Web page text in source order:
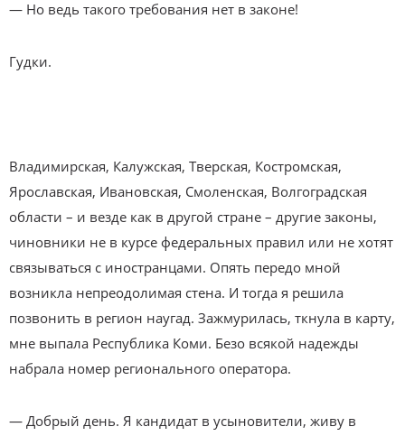
— Но ведь такого требования нет в законе!
Гудки.
Владимирская, Калужская, Тверская, Костромская,
Ярославская, Ивановская, Смоленская, Волгоградская
области – и везде как в другой стране – другие законы,
чиновники не в курсе федеральных правил или не хотят
связываться с иностранцами. Опять передо мной
возникла непреодолимая стена. И тогда я решила
позвонить в регион наугад. Зажмурилась, ткнула в карту,
мне выпала Республика Коми. Безо всякой надежды
набрала номер регионального оператора.
— Добрый день. Я кандидат в усыновители, живу в